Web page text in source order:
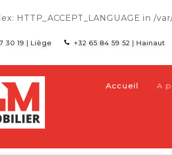
HTTP_ACCEPT_LANGUAGE in /
30 19 Liège +32 65 84 59 52 Hainaut
Accueil A